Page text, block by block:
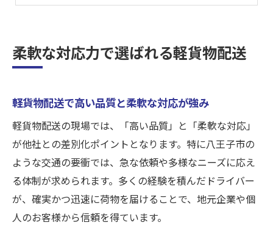
長距離も安心の高品質運送サービス解説
長距離運送を支える軽貨物配送の高い品質
お任せ下さいの理由と高品質サービス紹介
中距離運送でも差が出る柔軟な配送力
高い品質を維持する長距離運送の秘訣
高い品質を叶える軽貨物運送の秘訣とは
高い品質を実現する軽貨物運送の工夫点
柔軟な対応で品質向上を追求する秘訣
柔軟な対応力で選ばれる軽貨物配送
軽貨物配送で高い品質と柔軟な対応が強み
軽貨物配送の現場では、「高い品質」と「柔軟な対応」
が他社との差別化ポイントとなります。特に八王子市の
ような交通の要衝では、急な依頼や多様なニーズに応え
る体制が求められます。多くの経験を積んだドライバー
が、確実かつ迅速に荷物を届けることで、地元企業や個
人のお客様から信頼を得ています。